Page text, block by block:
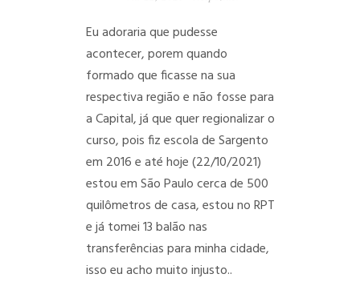
Eu adoraria que pudesse
acontecer, porem quando
formado que ficasse na sua
respectiva região e não fosse para
a Capital, já que quer regionalizar o
curso, pois fiz escola de Sargento
em 2016 e até hoje (22/10/2021)
estou em São Paulo cerca de 500
quilômetros de casa, estou no RPT
e já tomei 13 balão nas
transferências para minha cidade,
isso eu acho muito injusto..